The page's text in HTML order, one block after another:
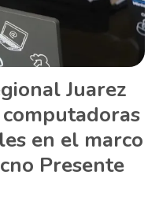
Juarez
en el marco
Presente